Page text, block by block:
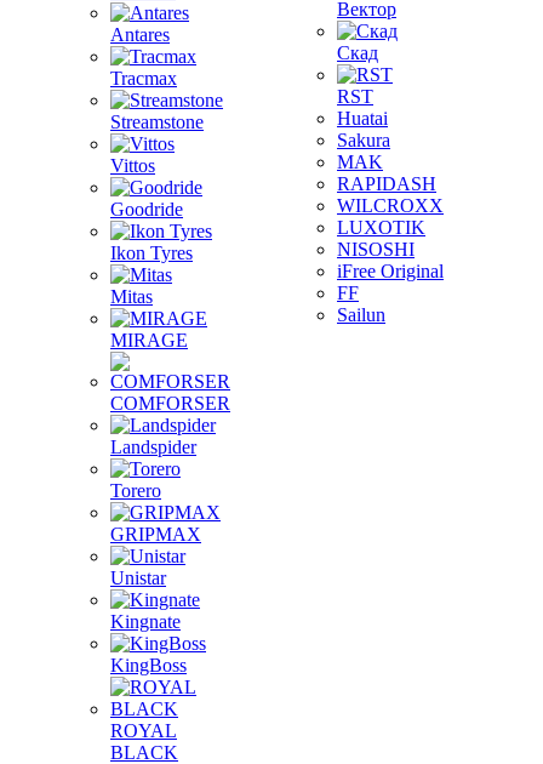
Antares
Tracmax
Streamstone
Vittos
Goodride
Ikon Tyres
Mitas
MIRAGE
COMFORSER
Landspider
Torero
GRIPMAX
Unistar
Kingnate
KingBoss
ROYAL
BLACK
Вектор
Скад
RST
Huatai
Sakura
MAK
RAPIDASH
WILCROXX
LUXOTIK
NISOSHI
iFree Original
FF
Sailun